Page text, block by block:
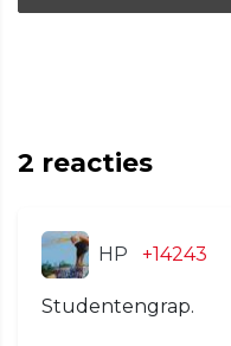
2 reacties
HP +14243
Studentengrap.